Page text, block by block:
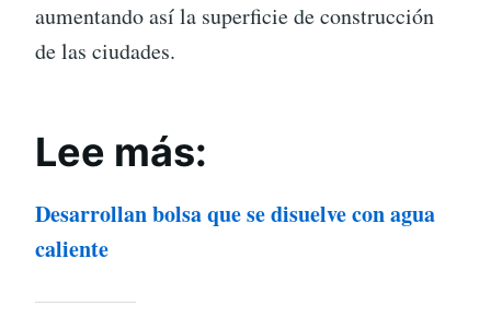
aumentando así la superficie de construcción
de las ciudades.
Lee más:
Desarrollan bolsa que se disuelve con agua
caliente